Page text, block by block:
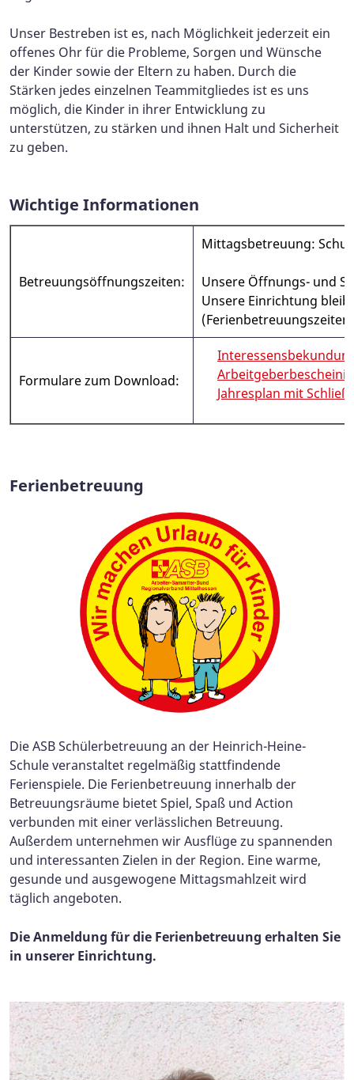
Unser Bestreben ist es, nach Möglichkeit jederzeit ein
offenes Ohr für die Probleme, Sorgen und Wünsche
der Kinder sowie der Eltern zu haben. Durch die
Stärken jedes einzelnen Teammitgliedes ist es uns
möglich, die Kinder in ihrer Entwicklung zu
unterstützen, zu stärken und ihnen Halt und Sicherheit
zu geben.
Wichtige Informationen
Betreuungsöffnungszeiten:
Mittagsbetreuung:
Unsere Öffnungs- und
Unsere Einrichtung
Formulare zum Download:
Jahresplan mit
Ferienbetreuung
Die ASB Schülerbetreuung an der Heinrich-Heine-
Schule veranstaltet regelmäßig stattfindende
Ferienspiele. Die Ferienbetreuung innerhalb der
Betreuungsräume bietet Spiel, Spaß und Action
verbunden mit einer verlässlichen Betreuung.
Außerdem unternehmen wir Ausflüge zu spannenden
und interessanten Zielen in der Region. Eine warme,
gesunde und ausgewogene Mittagsmahlzeit wird
täglich angeboten.
Die Anmeldung für die Ferienbetreuung erhalten Sie
in unserer Einrichtung.